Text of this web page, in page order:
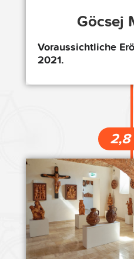
Göcsej
Voraussichtliche
2021.
2,8